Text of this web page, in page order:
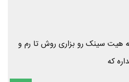
هیت سینک رو بزاری روش تا رم و
که